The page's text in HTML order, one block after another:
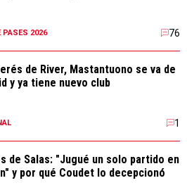
PASES 2026 76
de River, Mastantuono se va de
y ya tiene nuevo club
1
de Salas: "Jugué un solo partido en
y por qué Coudet lo decepcionó